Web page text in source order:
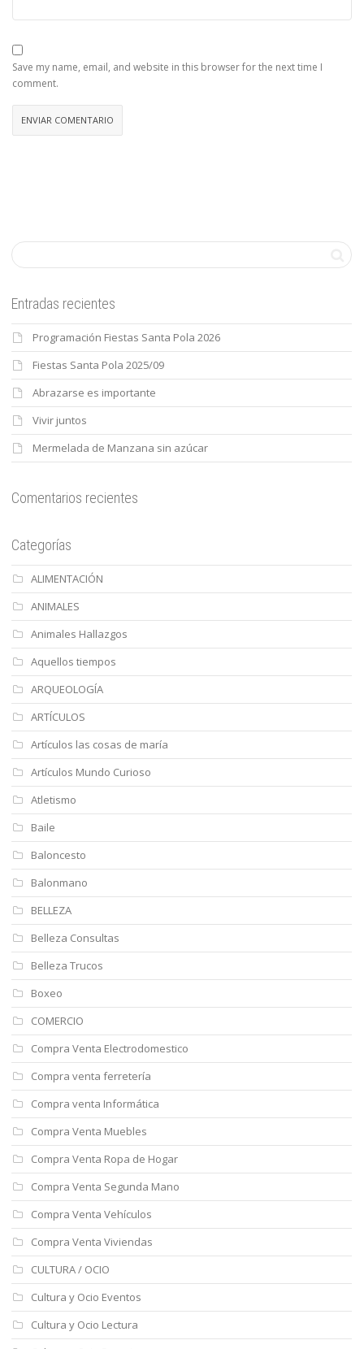
Save my name, email, and website in this browser for the next time I
comment.
Entradas recientes
Programación Fiestas Santa Pola 2026
Fiestas Santa Pola 2025/09
Abrazarse es importante
Vivir juntos
Mermelada de Manzana sin azúcar
Comentarios recientes
Categorías
ALIMENTACIÓN
ANIMALES
Animales Hallazgos
Aquellos tiempos
ARQUEOLOGÍA
ARTÍCULOS
Artículos las cosas de maría
Artículos Mundo Curioso
Atletismo
Baile
Baloncesto
Balonmano
BELLEZA
Belleza Consultas
Belleza Trucos
Boxeo
COMERCIO
Compra Venta Electrodomestico
Compra venta ferretería
Compra venta Informática
Compra Venta Muebles
Compra Venta Ropa de Hogar
Compra Venta Segunda Mano
Compra Venta Vehículos
Compra Venta Viviendas
CULTURA / OCIO
Cultura y Ocio Eventos
Cultura y Ocio Lectura